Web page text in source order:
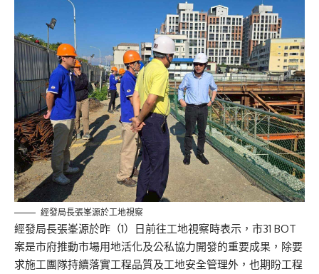
經發局長張峯源於工地視察
經發局長張峯源於昨（1）日前往工地視察時表示，市31 BOT
案是市府推動市場用地活化及公私協力開發的重要成果，除要
求施工團隊持續落實工程品質及工地安全管理外，也期盼工程